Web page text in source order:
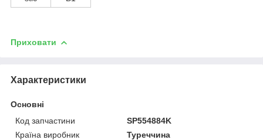
Приховати
Характеристики
Основні
Код запчастини
SP554884K
Країна виробник
Туреччина